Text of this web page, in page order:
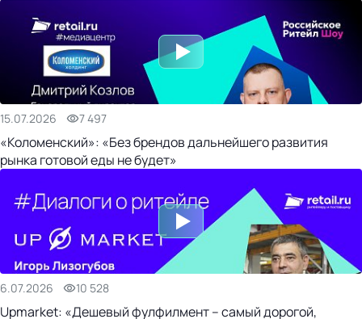
15.07.2026 7 497
«Коломенский»: «Без брендов дальнейшего развития
рынка готовой еды не будет»
6.07.2026 10 528
Upmarket: «Дешевый фулфилмент – самый дорогой,